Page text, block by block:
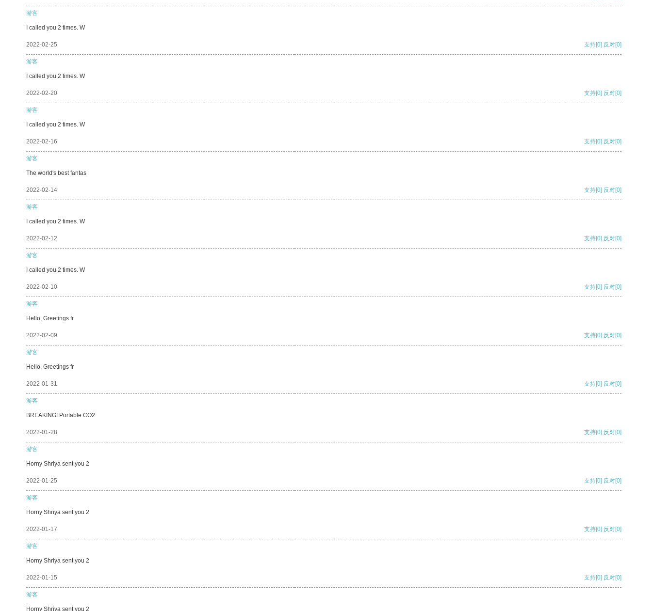
游客
I called you 2 times. W
2022-02-25 支持[0] 反对[0]
游客
I called you 2 times. W
2022-02-20 支持[0] 反对[0]
游客
I called you 2 times. W
2022-02-16 支持[0] 反对[0]
游客
The world's best fantas
2022-02-14 支持[0] 反对[0]
游客
I called you 2 times. W
2022-02-12 支持[0] 反对[0]
游客
I called you 2 times. W
2022-02-10 支持[0] 反对[0]
游客
Hello, Greetings fr
2022-02-09 支持[0] 反对[0]
游客
Hello, Greetings fr
2022-01-31 支持[0] 反对[0]
游客
BREAKING! Portable CO2
2022-01-28 支持[0] 反对[0]
游客
Horny Shriya sent you 2
2022-01-25 支持[0] 反对[0]
游客
Horny Shriya sent you 2
2022-01-17 支持[0] 反对[0]
游客
Horny Shriya sent you 2
2022-01-15 支持[0] 反对[0]
游客
Horny Shriya sent you 2